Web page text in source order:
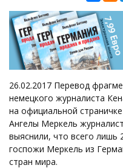
26.02.2017 Перевод
немецкого журналиста
на официальной
Ангелы Меркель
выяснили, что всего лишь
госпожи Меркель из
стран мира.